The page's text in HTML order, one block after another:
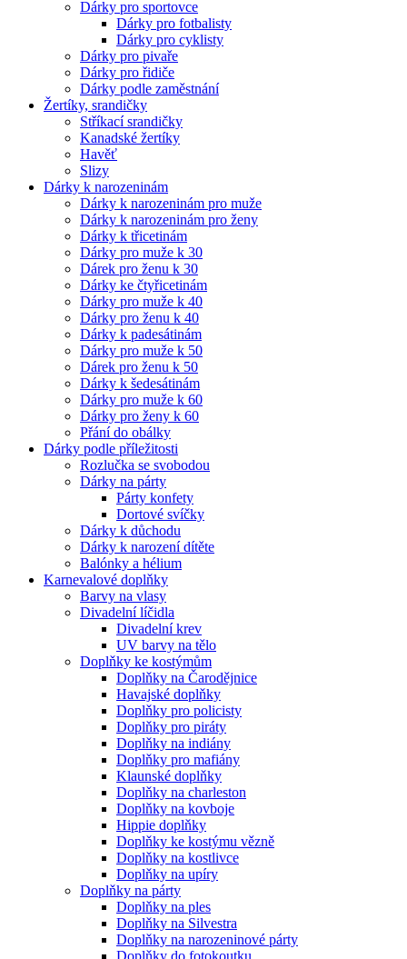
Dárky pro sportovce
Dárky pro fotbalisty
Dárky pro cyklisty
Dárky pro pivaře
Dárky pro řidiče
Dárky podle zaměstnání
Žertíky, srandičky
Stříkací srandičky
Kanadské žertíky
Havěť
Slizy
Dárky k narozeninám
Dárky k narozeninám pro muže
Dárky k narozeninám pro ženy
Dárky k třicetinám
Dárky pro muže k 30
Dárek pro ženu k 30
Dárky ke čtyřicetinám
Dárky pro muže k 40
Dárky pro ženu k 40
Dárky k padesátinám
Dárky pro muže k 50
Dárek pro ženu k 50
Dárky k šedesátinám
Dárky pro muže k 60
Dárky pro ženy k 60
Přání do obálky
Dárky podle příležitosti
Rozlučka se svobodou
Dárky na párty
Párty konfety
Dortové svíčky
Dárky k důchodu
Dárky k narození dítěte
Balónky a hélium
Karnevalové doplňky
Barvy na vlasy
Divadelní líčidla
Divadelní krev
UV barvy na tělo
Doplňky ke kostýmům
Doplňky na Čarodějnice
Havajské doplňky
Doplňky pro policisty
Doplňky pro piráty
Doplňky na indiány
Doplňky pro mafiány
Klaunské doplňky
Doplňky na charleston
Doplňky na kovboje
Hippie doplňky
Doplňky ke kostýmu vězně
Doplňky na kostlivce
Doplňky na upíry
Doplňky na párty
Doplňky na ples
Doplňky na Silvestra
Doplňky na narozeninové párty
Doplňky do fotokoutku